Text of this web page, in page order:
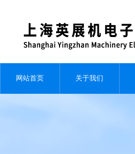
网站首页 关于我们